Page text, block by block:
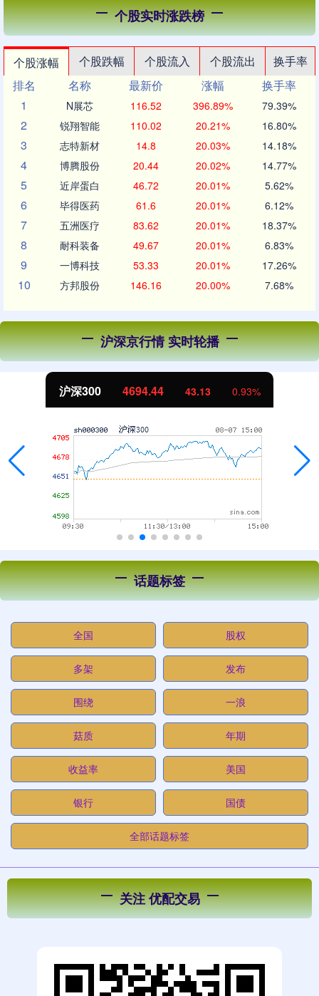
个股实时涨跌榜
个股涨幅 个股跌幅 个股流入 个股流出
换手率
排名
名称 最新价 涨幅
换手率
1
N展芯 116.52 396.89% 79.39%
2 锐翔智能 110.02 20.21% 16.80%
3 志特新材 14.8 20.03% 14.18%
4 博腾股份 20.44 20.02% 14.77%
5 近岸蛋白 46.72 20.01% 5.62%
6 毕得医药 61.6 20.01% 6.12%
7 五洲医疗 83.62 20.01% 18.37%
8 耐科装备 49.67 20.01% 6.83%
9 一博科技 53.33 20.01% 17.26%
10 方邦股份 146.16 20.00% 7.68%
沪深京行情 实时轮播
北证50 1134.24 11.37 1.01%
话题标签
全国 股权
多架 发布
围绕 一浪
菇质 年期
收益率 美国
银行 国债
全部话题标签
关注 优配交易